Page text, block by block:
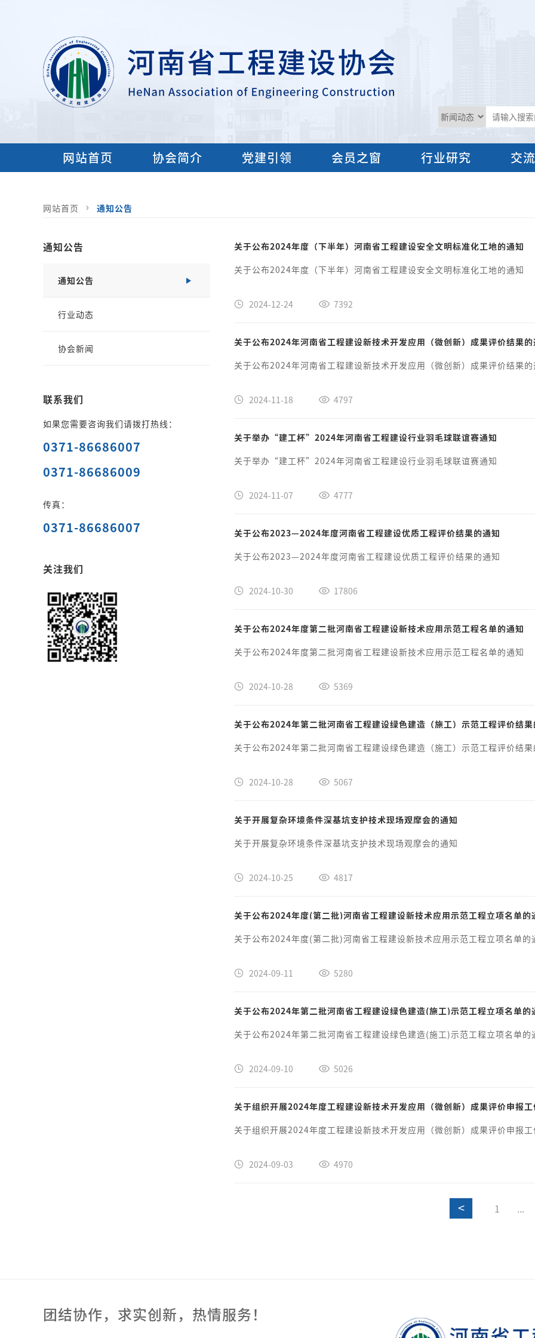
网站首页 协会简介 党建引领 会员之窗 行业研究 交
网站首页 通知公告
通知公告
通知公告
行业动态
协会新闻
联系我们
如果您需要咨询我们请拨打热线：
0371-86686007
0371-86686009
传真：
0371-86686007
关注我们
关于公布2024年度（下半年）河南省工程建设安全文明标准化工地的通知
关于公布2024年度（下半年）河南省工程建设安全文明标准化工地的通知
2024-12-24 7392
关于公布2024年河南省工程建设新技术开发应用（微创新）成果评价结果的
关于公布2024年河南省工程建设新技术开发应用（微创新）成果评价结果的
2024-11-18 4797
关于举办“建工杯”2024年河南省工程建设行业羽毛球联谊赛通知
关于举办“建工杯”2024年河南省工程建设行业羽毛球联谊赛通知
2024-11-07 4777
关于公布2023—2024年度河南省工程建设优质工程评价结果的通知
关于公布2023—2024年度河南省工程建设优质工程评价结果的通知
2024-10-30 17806
关于公布2024年度第二批河南省工程建设新技术应用示范工程名单的通知
关于公布2024年度第二批河南省工程建设新技术应用示范工程名单的通知
2024-10-28 5369
关于公布2024年第二批河南省工程建设绿色建造（施工）示范工程评价结果
关于公布2024年第二批河南省工程建设绿色建造（施工）示范工程评价结果
2024-10-28 5067
关于开展复杂环境条件深基坑支护技术现场观摩会的通知
关于开展复杂环境条件深基坑支护技术现场观摩会的通知
2024-10-25 4817
关于公布2024年度(第二批)河南省工程建设新技术应用示范工程立项名单的
关于公布2024年度(第二批)河南省工程建设新技术应用示范工程立项名单的
2024-09-11 5280
关于公布2024年第二批河南省工程建设绿色建造(施工)示范工程立项名单的
关于公布2024年第二批河南省工程建设绿色建造(施工)示范工程立项名单的
2024-09-10 5026
关于组织开展2024年度工程建设新技术开发应用（微创新）成果评价申报工
关于组织开展2024年度工程建设新技术开发应用（微创新）成果评价申报工
2024-09-03 4970
< 1 ...
团结协作，求实创新，热情服务！